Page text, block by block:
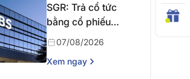
SGR: Trả cổ tức
bằng cổ phiếu
năm 2024
07/08/2026
Xem ngay